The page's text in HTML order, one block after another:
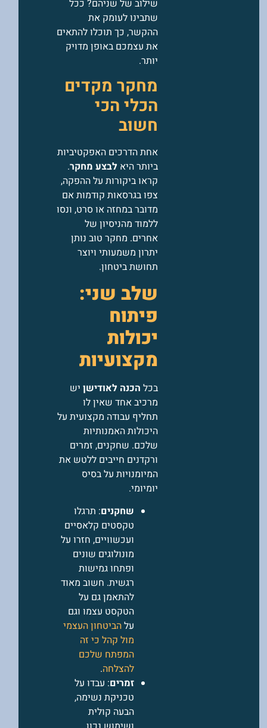
שילוב של שניהם? ככל
שתבינו לעומק את
ההקשר, כך תוכלו להתאים
את עצמכם באופן מדויק
יותר.
מחקר מקדים
הכלי הכי
חשוב
אחת הדרכים האפקטיביות
ביותר היאלבצע מחקר.
קראו ביקורות על ההפקה,
צפו בגרסאות קודמות אם
מדובר במחזה או סרט, ונסו
ללמוד מהניסיון של
אחרים. מחקר טוב נותן
יתרון משמעותי ויוצר
תחושת ביטחון.
שלב שני:
פיתוח
יכולות
מקצועיות
בכל הכנה לאודישן יש
מרכיב אחד שאין לו
תחליף עבודה מקצועית על
היכולות האמנותיות
שלכם. שחקנים, זמרים
ורקדנים חייבים ללטש את
המיומנויות על בסיס
יומיומי.
שחקנים: תרגלו
טקסטים קלאסיים
ועכשוויים, חזרו על
מונולוגים שונים
ופתחו גמישות
רגשית. חשוב מאוד
להתאמן גם על
הטקסט עצמו וגם
עלהביטחון העצמי
מול קהל כי זה
המפתח שלכם
להצלחה.
זמרים: עבדו על
טכניקת נשימה,
הבעה קולית